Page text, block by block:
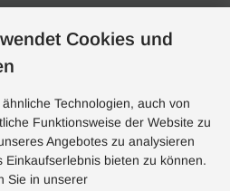
Cookies und
Technologien, auch von
Funktionsweise der Website zu
Angebotes zu analysieren
bieten zu können.
Sie in unserer